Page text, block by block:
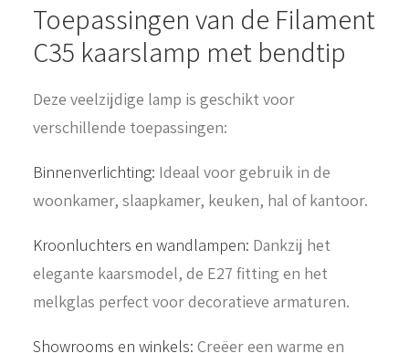
Toepassingen van de Filament
C35 kaarslamp met bendtip
Deze veelzijdige lamp is geschikt voor
verschillende toepassingen:
Binnenverlichting: Ideaal voor gebruik in de
woonkamer, slaapkamer, keuken, hal of kantoor.
Kroonluchters en wandlampen: Dankzij het
elegante kaarsmodel, de E27 fitting en het
melkglas perfect voor decoratieve armaturen.
Showrooms en winkels: Creëer een warme en